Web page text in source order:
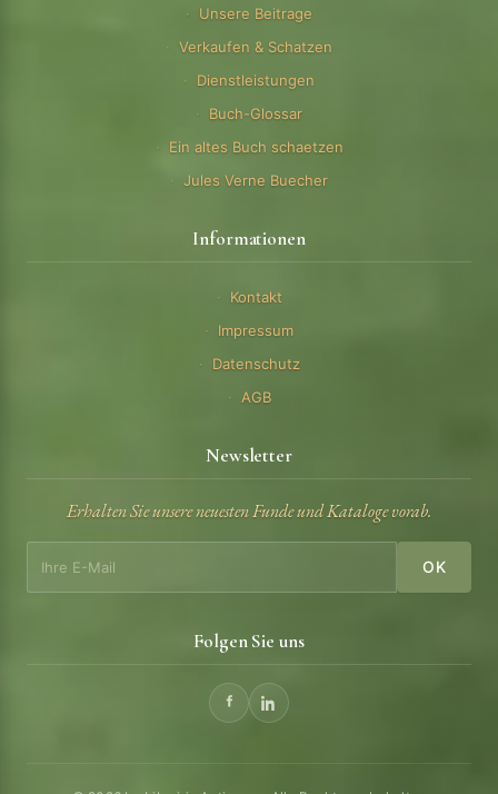
Unsere Beitrage
Verkaufen & Schatzen
Dienstleistungen
Buch-Glossar
Ein altes Buch schaetzen
Jules Verne Buecher
Informationen
Kontakt
Impressum
Datenschutz
AGB
Newsletter
Erhalten Sie unsere neuesten Funde und Kataloge vorab.
OK
Folgen Sie uns